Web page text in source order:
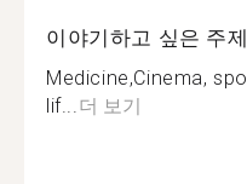
이야기하고 싶은 주제
Medicine,Cinema,
lif...더 보기